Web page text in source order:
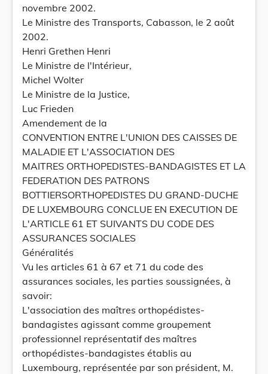
novembre 2002.
Le Ministre des Transports, Cabasson, le 2 août
2002.
Henri Grethen Henri
Le Ministre de l'Intérieur,
Michel Wolter
Le Ministre de la Justice,
Luc Frieden
Amendement de la
CONVENTION ENTRE L'UNION DES CAISSES DE
MALADIE ET L'ASSOCIATION DES
MAITRES ORTHOPEDISTES-BANDAGISTES ET LA
FEDERATION DES PATRONS
BOTTIERSORTHOPEDISTES DU GRAND-DUCHE
DE LUXEMBOURG CONCLUE EN EXECUTION DE
L'ARTICLE 61 ET SUIVANTS DU CODE DES
ASSURANCES SOCIALES
Généralités
Vu les articles 61 à 67 et 71 du code des
assurances sociales, les parties soussignées, à
savoir:
L'association des maîtres orthopédistes-
bandagistes agissant comme groupement
professionnel représentatif des maîtres
orthopédistes-bandagistes établis au
Luxembourg, représentée par son président, M.